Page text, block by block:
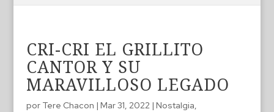
CRI-CRI EL GRILLITO
CANTOR Y SU
MARAVILLOSO LEGADO
por Tere Chacon | Mar 31, 2022| Nostalgia,